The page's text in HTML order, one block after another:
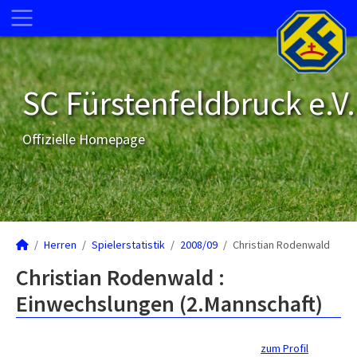
SC Fürstenfeldbruck e.V.
Offizielle Homepage
Herren Spielerstatistik 2008/09 Christian Rodenwald
Christian Rodenwald :
Einwechslungen (2.Mannschaft)
zum Profil